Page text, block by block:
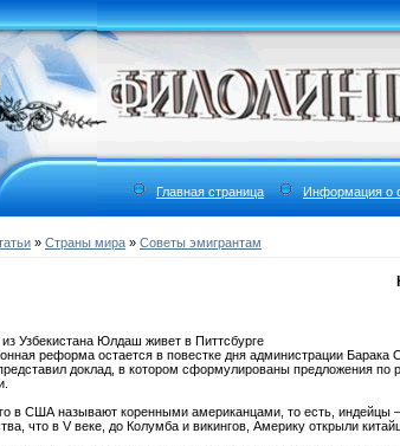
Главная страница Информация о
» Страны мира » Cоветы эмигрантам
Узбекистана Юлдаш живет в Питтсбурге
реформа остается в повестке дня администрации
доклад, в котором сформулированы предложения
в США называют коренными американцами, то есть, индейцы
что в V веке, до Колумба и викингов, Америку открыли